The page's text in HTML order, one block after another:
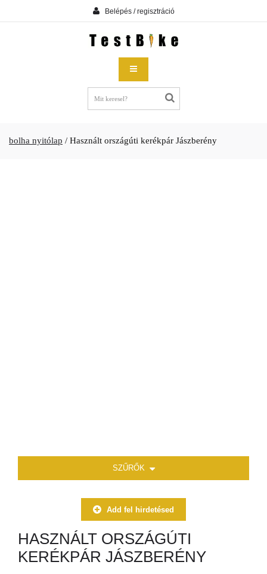
Belépés / regisztráció
bolha nyitólap / Használt országúti kerékpár Jászberény
SZŰRŐK
Add fel hirdetésed
HASZNÁLT ORSZÁGÚTI
KERÉKPÁR JÁSZBERÉNY